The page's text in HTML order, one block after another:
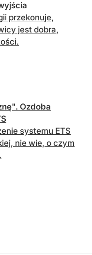
przekonuje,
jest dobra,
Ozdoba
systemu ETS
nie wie, o czym